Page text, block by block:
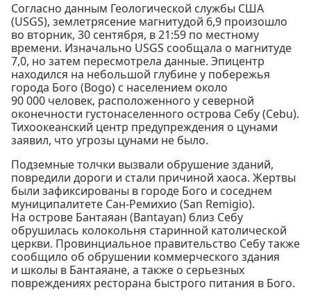
Согласно данным Геологической службы США
(USGS), землетрясение магнитудой 6,9 произошло
во вторник, 30 сентября, в 21:59 по местному
времени. Изначально USGS сообщала о магнитуде
7,0, но затем пересмотрела данные. Эпицентр
находился на небольшой глубине у побережья
города Бого (Bogo) с населением около
90 000 человек, расположенного у северной
оконечности густонаселенного острова Себу (Cebu).
Тихоокеанский центр предупреждения о цунами
заявил, что угрозы цунами не было.
Подземные толчки вызвали обрушение зданий,
повредили дороги и стали причиной хаоса. Жертвы
были зафиксированы в городе Бого и соседнем
муниципалитете Сан-Ремихио (San Remigio).
На острове Бантаяан (Bantayan) близ Себу
обрушилась колокольня старинной католической
церкви. Провинциальное правительство Себу также
сообщило об обрушении коммерческого здания
и школы в Бантаяане, а также о серьезных
повреждениях ресторана быстрого питания в Бого.